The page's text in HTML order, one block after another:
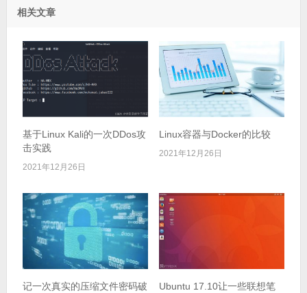
相关文章
基于Linux Kali的一次DDos攻
击实践
2021年12月26日
Linux容器与Docker的比较
2021年12月26日
记一次真实的压缩文件密码破
Ubuntu 17.10让一些联想笔